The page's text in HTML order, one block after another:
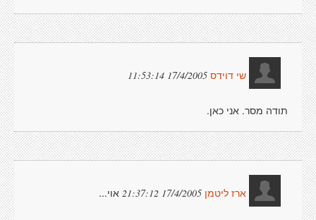
שי דוידס 17/4/2005 11:53:14
תודה מסר. אני כאן.
ארז ליטמן 17/4/2005 21:37:12 אוי...